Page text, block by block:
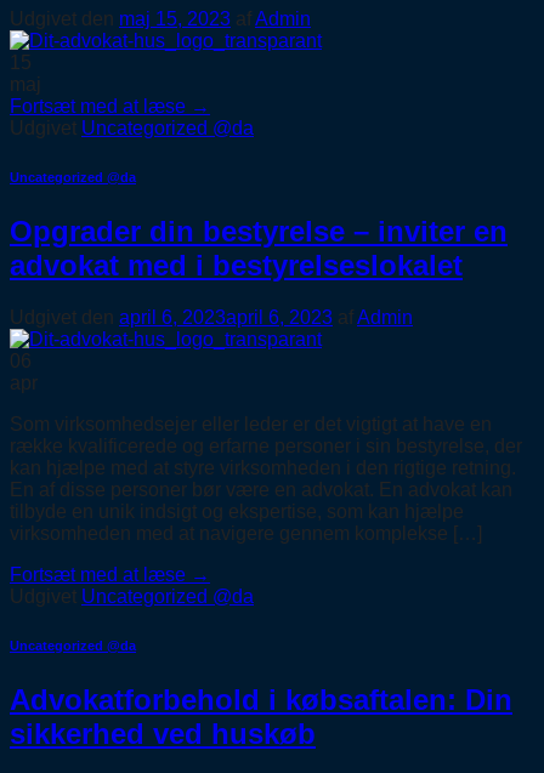
Udgivet den maj 15, 2023 afAdmin
15
maj
Fortsæt med at læse →
Udgivet Uncategorized @da
Uncategorized @da
Opgrader din bestyrelse – inviter en
advokat med i bestyrelseslokalet
Udgivet den april 6, 2023april 6, 2023 afAdmin
06
apr
Som virksomhedsejer eller leder er det vigtigt at have en
række kvalificerede og erfarne personer i sin bestyrelse, der
kan hjælpe med at styre virksomheden i den rigtige retning.
En af disse personer bør være en advokat. En advokat kan
tilbyde en unik indsigt og ekspertise, som kan hjælpe
virksomheden med at navigere gennem komplekse […]
Fortsæt med at læse →
Udgivet Uncategorized @da
Uncategorized @da
Advokatforbehold i købsaftalen: Din
sikkerhed ved huskøb